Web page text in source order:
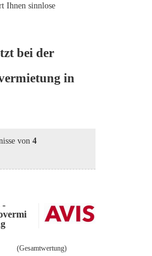
Ihnen sinnlose
bei der
in
von 4
-
(Gesamtwertung)